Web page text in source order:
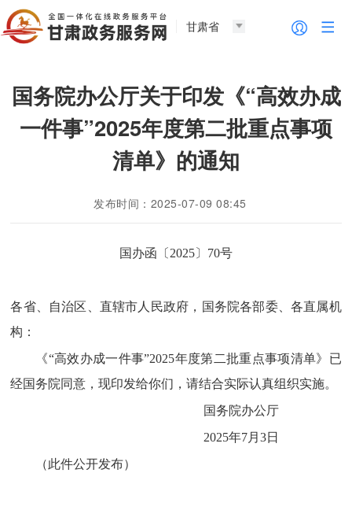
甘肃省
国务院办公厅关于印发《“高效办成
一件事”2025年度第二批重点事项
清单》的通知
发布时间：2025-07-09 08:45
国办函〔2025〕70号
各省、自治区、直辖市人民政府，国务院各部委、各直属机
构：
《“高效办成一件事”2025年度第二批重点事项清单》已
经国务院同意，现印发给你们，请结合实际认真组织实施。
国务院办公厅
2025年7月3日
（此件公开发布）